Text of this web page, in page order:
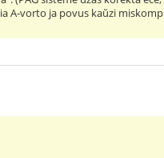
A-vorto ja povus kaŭzi